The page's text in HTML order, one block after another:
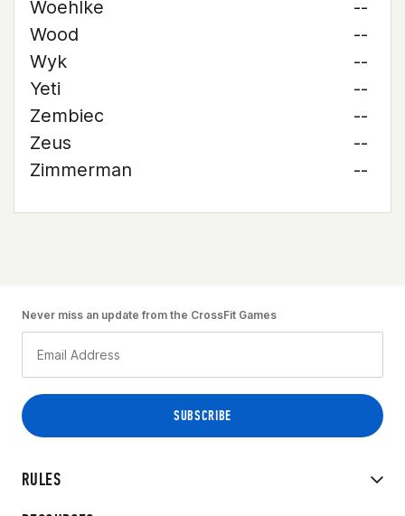
Woehlke
--
Wood
--
Wyk
--
Yeti
--
Zembiec
--
Zeus
--
Zimmerman
--
RULES
Never miss an update from the CrossFit Games